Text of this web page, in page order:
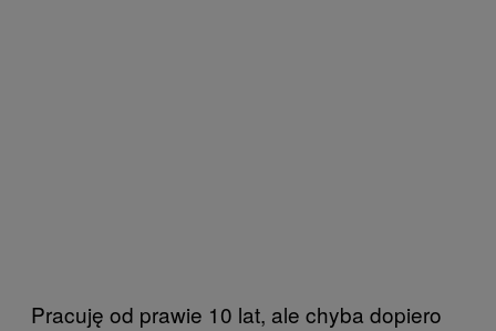
Pracuję od prawie 10 lat, ale chyba dopiero